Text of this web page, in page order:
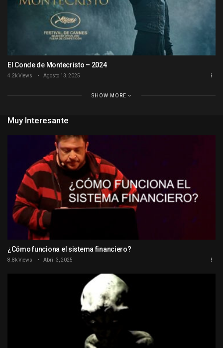
El Conde de Montecristo – 2024
4.2k Views Agosto 13, 2025
SHOW MORE
Muy Interesante
¿Cómo funciona el sistema financiero?
8.8k Views Abril 3, 2025